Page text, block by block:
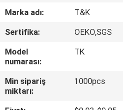
HAKKIMIZDA
FABRIKA
TURU
KALITE
KONTROL
Marka adı:
T&K
Sertifika:
OEKO,SGS
Model
numarası:
TK
Min sipariş
miktarı:
1000pcs